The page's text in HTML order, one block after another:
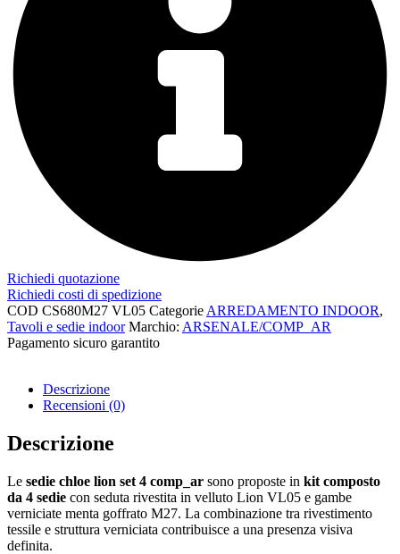
Richiedi quotazione
Richiedi costi di spedizione
COD CS680M27 VL05 Categorie ARREDAMENTO INDOOR,
Tavoli e sedie indoor Marchio: ARSENALE/COMP_AR
Pagamento sicuro garantito​
Descrizione
Recensioni (0)
Descrizione
Le sedie chloe lion set 4 comp_ar sono proposte in kit composto
da 4 sedie con seduta rivestita in velluto Lion VL05 e gambe
verniciate menta goffrato M27. La combinazione tra rivestimento
tessile e struttura verniciata contribuisce a una presenza visiva
definita.